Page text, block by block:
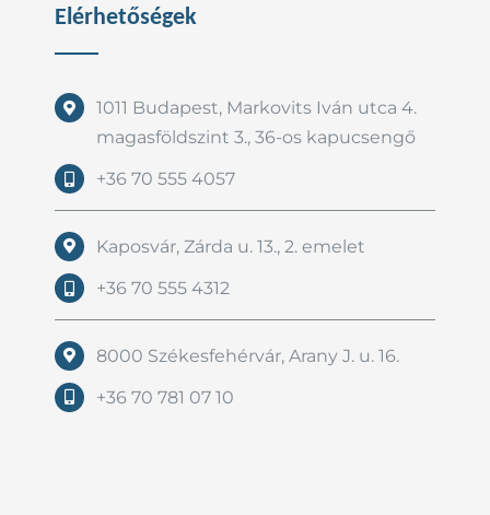
Elérhetőségek
1011 Budapest, Markovits Iván utca 4.
magasföldszint 3., 36-os kapucsengő
+36 70 555 4057
Kaposvár, Zárda u. 13., 2. emelet
+36 70 555 4312
8000 Székesfehérvár, Arany J. u. 16.
+36 70 781 07 10